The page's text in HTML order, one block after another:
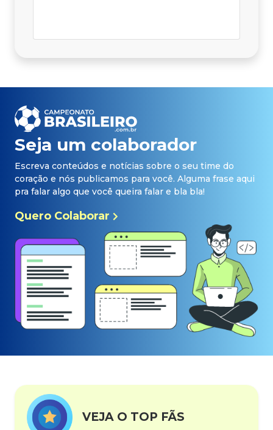
Seja um colaborador
Escreva conteúdos e notícias sobre o seu time do
coração e nós publicamos para você. Alguma frase aqui
pra falar algo que você queira falar e bla bla!
Quero Colaborar
VEJA O TOP FÃS